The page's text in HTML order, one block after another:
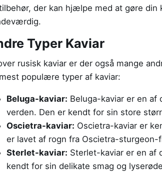
der kan hjælpe med at gøre din
Typer Kaviar
rusisk kaviar er der også mange
populære typer af kaviar:
Beluga-kaviar: Beluga-kaviar er en
verden. Den er kendt for sin store
Oscietra-kaviar: Oscietra-kaviar er
er lavet af rogn fra Oscietra-sturgeon-
Sterlet-kaviar: Sterlet-kaviar er en af
kendt for sin delikate smag og